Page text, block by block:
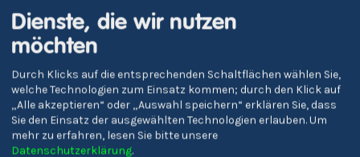
Dienste, die wir nutzen
möchten
Durch Klicks auf die entsprechenden Schaltflächen wählen Sie,
welche Technologien zum Einsatz kommen; durch den Klick auf
„Alle akzeptieren“ oder „Auswahl speichern“ erklären Sie, dass
Sie den Einsatz der ausgewählten Technologien erlauben.Um
mehr zu erfahren, lesen Sie bitte unsere
Datenschutzerklärung.